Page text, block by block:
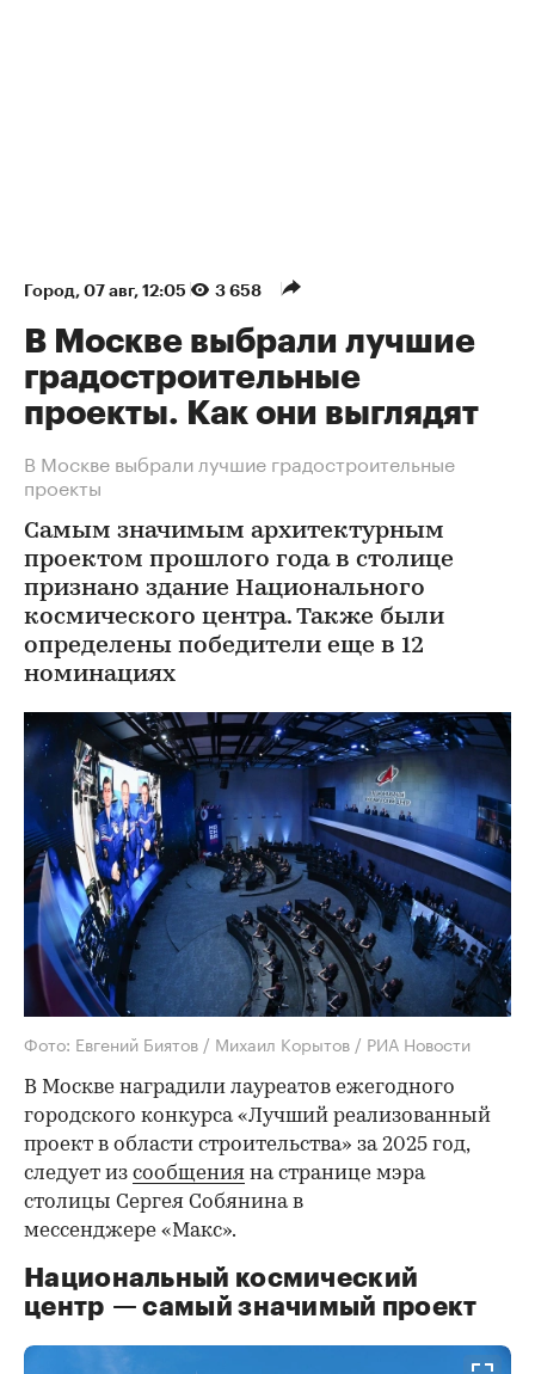
Город⁠, 07 авг, 12:05 3 658
В Москве выбрали лучшие
градостроительные
проекты. Как они выглядят
В Москве выбрали лучшие градостроительные
проекты
Самым значимым архитектурным
проектом прошлого года в столице
признано здание Национального
космического центра. Также были
определены победители еще в 12
номинациях
Фото: Евгений Биятов / Михаил Корытов / РИА Новости
В Москве наградили лауреатов ежегодного
городского конкурса «Лучший реализованный
проект в области строительства» за 2025 год,
следует из сообщения на странице мэра
столицы Сергея Собянина в
мессенджере «Макс».
Национальный космический
центр — самый значимый проект